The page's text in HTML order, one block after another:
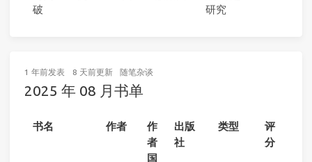
破
研究
1 年前发表 8 天前更新 随笔杂谈
2025 年 08 月书单
书名 作者
作
者
国
出版
社
类型
评
分